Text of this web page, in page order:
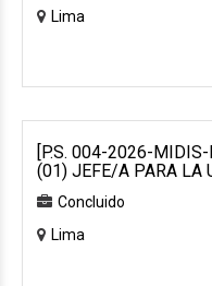
Lima
[P.S. 004-2026-
(01) JEFE/A PARA LA
Concluido
Lima